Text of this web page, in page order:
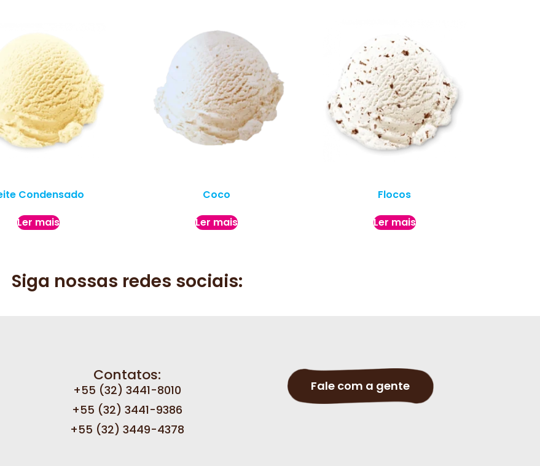
Condensado
Ler mais
Coco
Ler mais
Flocos
Ler mais
Siga nossas redes sociais:
Contatos:
+55 (32) 3441-8010
+55 (32) 3441-9386
+55 (32) 3449-4378
Fale com a gente